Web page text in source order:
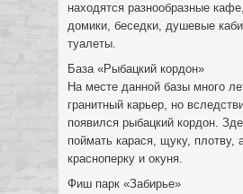
находятся разнообразные
домики, беседки, душевые
туалеты.
База «Рыбацкий кордон»
На месте данной базы много
гранитный карьер, но
появился рыбацкий кордон.
поймать карася, щуку, плотву,
красноперку и окуня.
Фиш парк «Забирье»